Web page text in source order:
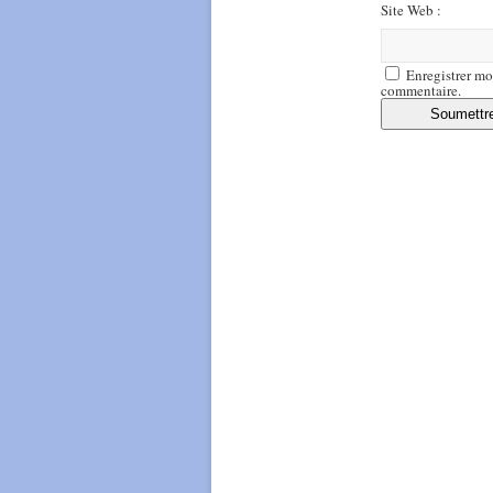
Site Web :
Enregistrer
commentaire.